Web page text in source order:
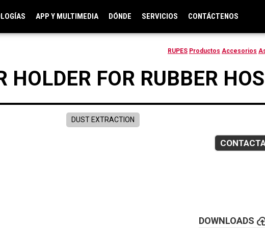
APP Y MULTIMEDIA DÓNDE SERVICIOS CONTÁCTENOS
RUPES Productos Accesorios
HOLDER FOR RUBBER
DUST EXTRACTION
DOWNLOADS